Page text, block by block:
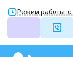
Режим работы: с